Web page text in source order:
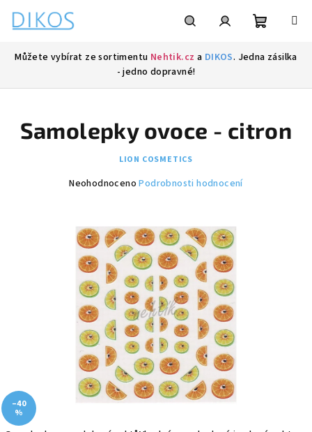
obsah
Můžete vybírat ze sortimentu Nehtik.cz a DIKOS. Jedna zásilka
- jedno dopravné!
Samolepky ovoce - citron
LION COSMETICS
Průměrné
0,0
hvězdiček.
Neohodnoceno Podrobnosti hodnocení
–40
%